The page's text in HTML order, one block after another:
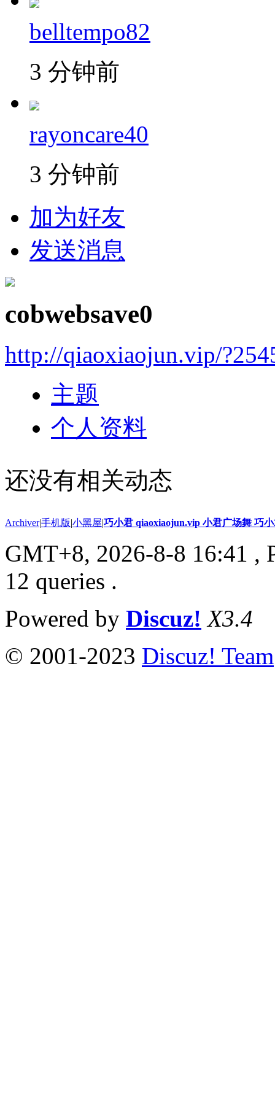
belltempo82
3 分钟前
rayoncare40
3 分钟前
加为好友
发送消息
cobwebsave0
http://qiaoxiaojun.vip/
主题
个人资料
还没有相关动态
Archiver|手机版|小黑屋|巧小君 qiaoxiaojun.vip 小君广场舞 巧
GMT+8, 2026-8-8 16:41 ,
12 queries .
Powered by Discuz! X3.4
© 2001-2023 Discuz! Team